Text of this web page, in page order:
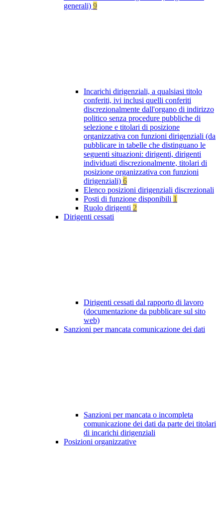
generali) 9
Incarichi dirigenziali, a qualsiasi titolo
conferiti, ivi inclusi quelli conferiti
discrezionalmente dall'organo di indirizzo
politico senza procedure pubbliche di
selezione e titolari di posizione
organizzativa con funzioni dirigenziali (da
pubblicare in tabelle che distinguano le
seguenti situazioni: dirigenti, dirigenti
individuati discrezionalmente, titolari di
posizione organizzativa con funzioni
dirigenziali) 6
Elenco posizioni dirigenziali discrezionali
Posti di funzione disponibili 1
Ruolo dirigenti 2
Dirigenti cessati
Dirigenti cessati dal rapporto di lavoro
(documentazione da pubblicare sul sito
web)
Sanzioni per mancata comunicazione dei dati
Sanzioni per mancata o incompleta
comunicazione dei dati da parte dei titolari
di incarichi dirigenziali
Posizioni organizzative